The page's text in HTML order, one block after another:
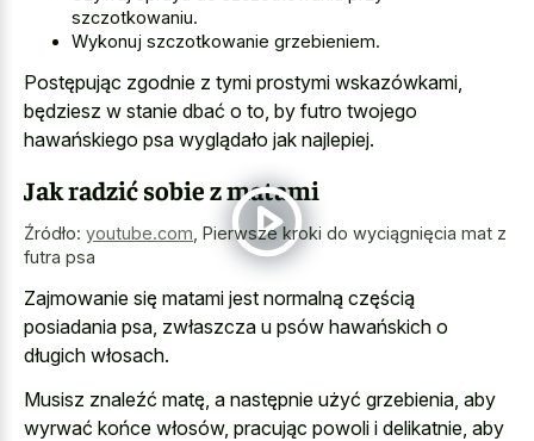
szczotkowaniu.
Wykonuj szczotkowanie grzebieniem.
Postępując zgodnie z tymi prostymi wskazówkami,
będziesz w stanie dbać o to, by futro twojego
hawańskiego psa wyglądało jak najlepiej.
Jak radzić sobie z matami
Źródło: youtube.com Pierwsze kroki do wyciągnięcia mat z
futra psa
Zajmowanie się matami jest normalną częścią
posiadania psa, zwłaszcza u psów hawańskich o
długich włosach.
Musisz znaleźć matę, a następnie użyć grzebienia, aby
wyrwać końce włosów, pracując powoli i delikatnie, aby